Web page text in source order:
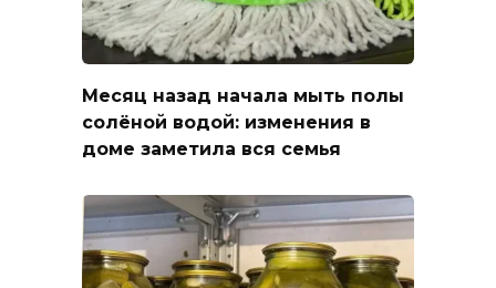
Месяц назад начала мыть полы
солёной водой: изменения в
доме заметила вся семья